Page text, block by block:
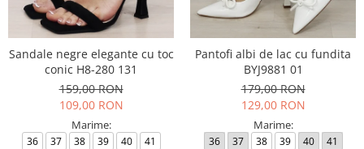
Incaltamine primavara-vara piele
Imbracaminte
Camasi si topuri
Blugi si pantaloni
Pulovere si cardigane
Rochii
Sandale negre elegante cu toc
conic H8-280 131
159,00 RON
109,00 RON
Marime:
36 37 38 39 40 41
Pantofi albi de lac cu fundita
BYJ9881 01
179,00 RON
129,00 RON
Marime:
36 37 38 39 40 41